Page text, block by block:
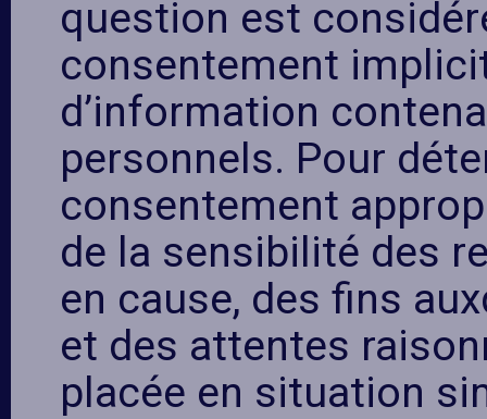
question est
consentement
d’information
personnels. Pour
consentement
de la sensibilité des
en cause, des fins
et des attentes
placée en situation